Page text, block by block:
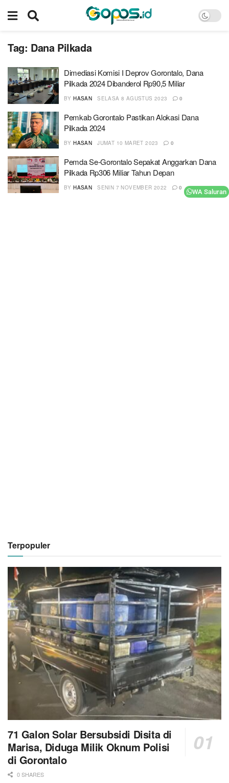
Tag: Dana Pilkada
Dimediasi Komisi I Deprov Gorontalo, Dana
Pilkada 2024 Dibanderol Rp90,5 Miliar
BY HASAN SELASA 8 AGUSTUS 2023 0
Pemkab Gorontalo Pastikan Alokasi Dana
Pilkada 2024
BY HASAN JUMAT 10 MARET 2023 0
Pemda Se-Gorontalo Sepakat Anggarkan Dana
Pilkada Rp306 Miliar Tahun Depan
BY HASAN SENIN 7 NOVEMBER 2022 0
Terpopuler
71 Galon Solar Bersubsidi Disita di
Marisa, Diduga Milik Oknum Polisi
di Gorontalo
0 SHARES
WA Saluran